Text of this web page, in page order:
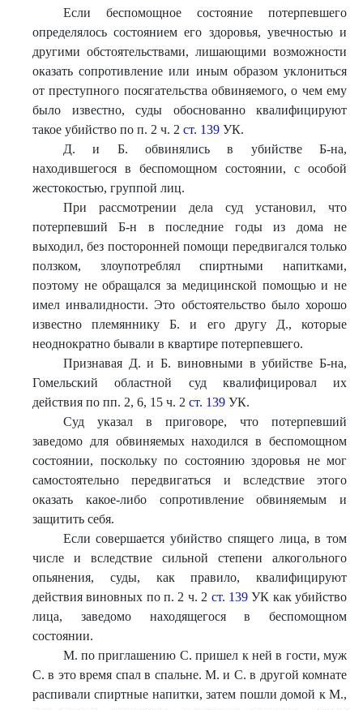
Если беспомощное состояние потерпевшего
определялось состоянием его здоровья, увечностью и
другими обстоятельствами, лишающими возможности
оказать сопротивление или иным образом уклониться
от преступного посягательства обвиняемого, о чем ему
было известно, суды обоснованно квалифицируют
такое убийство по п. 2 ч. 2 ст. 139 УК.
Д. и Б. обвинялись в убийстве Б-на,
находившегося в беспомощном состоянии, с особой
жестокостью, группой лиц.
При рассмотрении дела суд установил, что
потерпевший Б-н в последние годы из дома не
выходил, без посторонней помощи передвигался только
ползком, злоупотреблял спиртными напитками,
поэтому не обращался за медицинской помощью и не
имел инвалидности. Это обстоятельство было хорошо
известно племяннику Б. и его другу Д., которые
неоднократно бывали в квартире потерпевшего.
Признавая Д. и Б. виновными в убийстве Б-на,
Гомельский областной суд квалифицировал их
действия по пп. 2, 6, 15 ч. 2 ст. 139 УК.
Суд указал в приговоре, что потерпевший
заведомо для обвиняемых находился в беспомощном
состоянии, поскольку по состоянию здоровья не мог
самостоятельно передвигаться и вследствие этого
оказать какое-либо сопротивление обвиняемым и
защитить себя.
Если совершается убийство спящего лица, в том
числе и вследствие сильной степени алкогольного
опьянения, суды, как правило, квалифицируют
действия виновных по п. 2 ч. 2 ст. 139УК как убийство
лица, заведомо находящегося в беспомощном
состоянии.
М. по приглашению С. пришел к ней в гости, муж
С. в это время спал в спальне. М. и С. в другой комнате
распивали спиртные напитки, затем пошли домой к М.,